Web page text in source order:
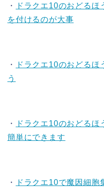
・
ドラクエ10のおどる
を付けるのが大事
・
ドラクエ10のおどるほ
う
・
ドラクエ10のおどるほ
簡単にできます
・
ドラクエ10で魔因細胞